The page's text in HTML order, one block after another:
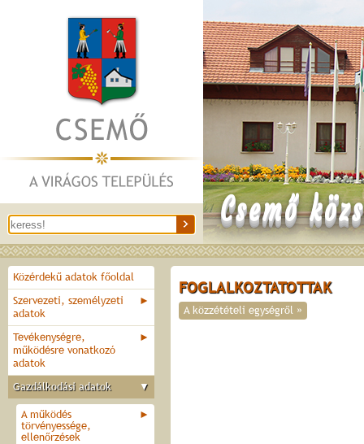
Csemő
Közérdekű adatok főoldal
►
Szervezeti, személyzeti
adatok
►
Tevékenységre,
működésre vonatkozó
adatok
▼
Gazdálkodási adatok
►
A működés
törvényessége,
ellenőrzések
FOGLALKOZTATOTTAK
A közzétételi egységről »